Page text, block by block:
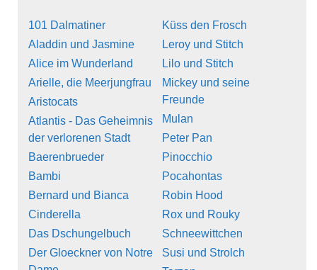
101 Dalmatiner
Aladdin und Jasmine
Alice im Wunderland
Arielle, die Meerjungfrau
Aristocats
Atlantis - Das Geheimnis
der verlorenen Stadt
Baerenbrueder
Bambi
Bernard und Bianca
Cinderella
Das Dschungelbuch
Der Gloeckner von Notre
Küss den Frosch
Leroy und Stitch
Lilo und Stitch
Mickey und seine
Freunde
Mulan
Peter Pan
Pinocchio
Pocahontas
Robin Hood
Rox und Rouky
Schneewittchen
Susi und Strolch